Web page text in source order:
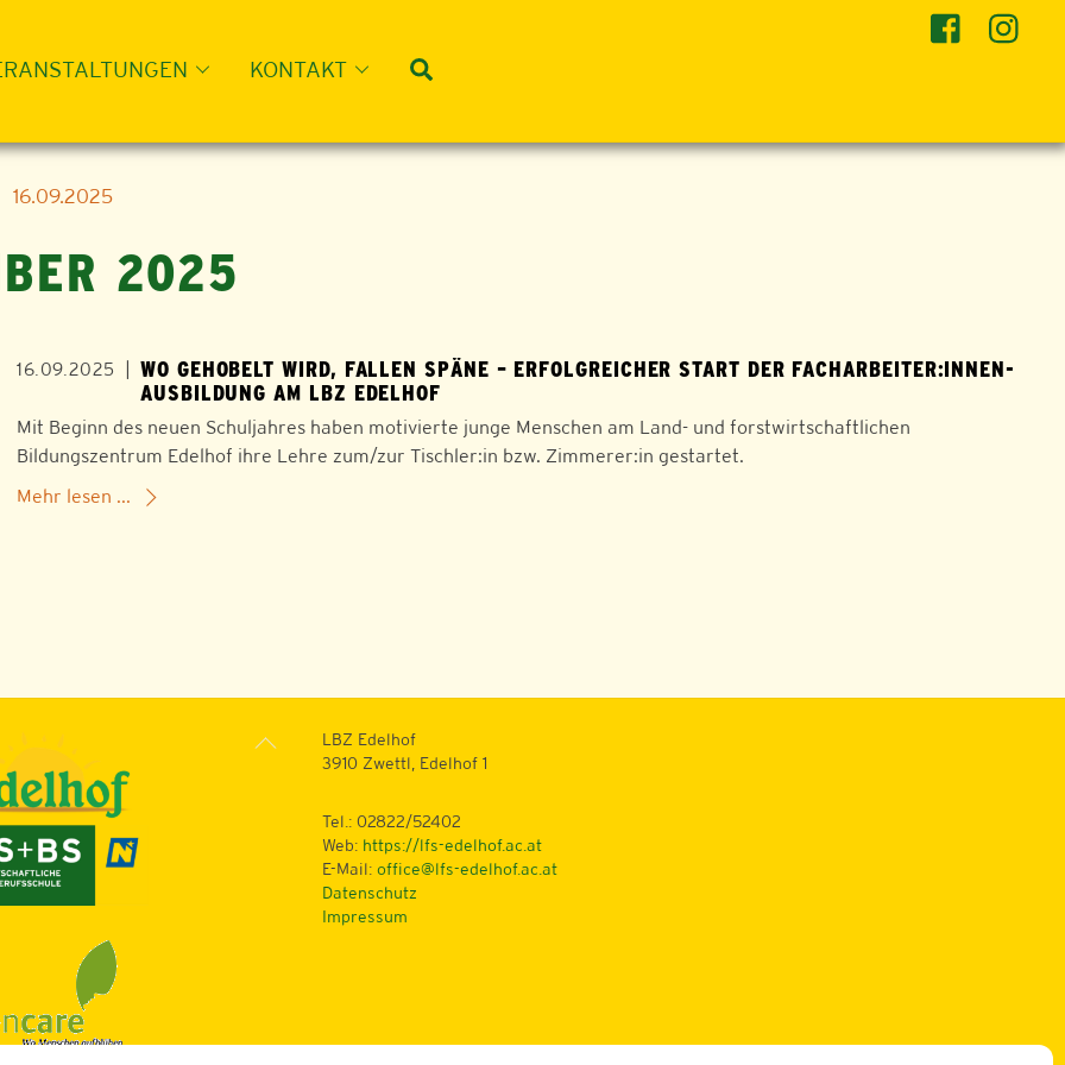
KONTAKT
16.09.2025
2025
16.09.2025 | WO GEHOBELT WIRD, FALLEN SPÄNE – ERFOLGREICHER START DER FACHARBEITER:INNEN-
AUSBILDUNG AM LBZ EDELHOF
Mit Beginn des neuen Schuljahres haben motivierte junge Menschen am Land- und forstwirtschaftlichen
Bildungszentrum Edelhof ihre Lehre zum/zur Tischler:in bzw. Zimmerer:in gestartet.
Mehr lesen ...
Back
LBZ Edelhof
3910 Zwettl, Edelhof 1
Tel.: 02822/52402
Web: https://lfs-edelhof.ac.at
E-Mail: office@lfs-edelhof.ac.at
Datenschutz
Impressum